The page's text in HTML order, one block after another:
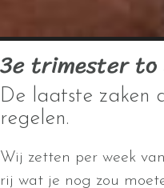
3e trimester to
De laatste zaken
regelen.
Wij zetten per week
rij wat je nog zou